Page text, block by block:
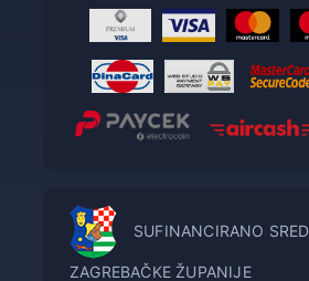
SUFINANCIRANO
ZAGREBAČKE ŽUPANIJE